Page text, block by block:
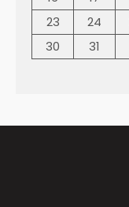
23
24
30
31